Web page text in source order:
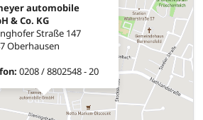
automobile
& Co. KG
Straße 147
Oberhausen
0208 / 8802548 - 20